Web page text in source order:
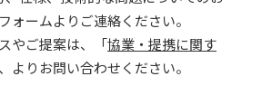
ォームよりご連絡ください。
やご提案は、「協業・提携に関す
よりお問い合わせください。